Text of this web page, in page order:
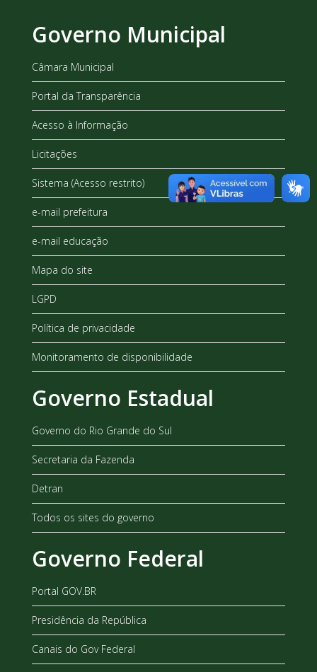
Governo Municipal
Câmara Municipal
Portal da Transparência
Acesso à Informação
Licitações
Sistema (Acesso restrito)
e-mail prefeitura
e-mail educação
Mapa do site
LGPD
Política de privacidade
Monitoramento de disponibilidade
Governo Estadual
Governo do Rio Grande do Sul
Secretaria da Fazenda
Detran
Todos os sites do governo
Governo Federal
Portal GOV.BR
Presidência da República
Canais do Gov Federal